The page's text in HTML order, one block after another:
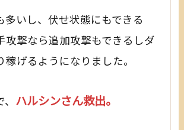
多いし、伏せ状態にもできる
攻撃なら追加攻撃もできるしダ
稼げるようになりました。
ハルシンさん救出。